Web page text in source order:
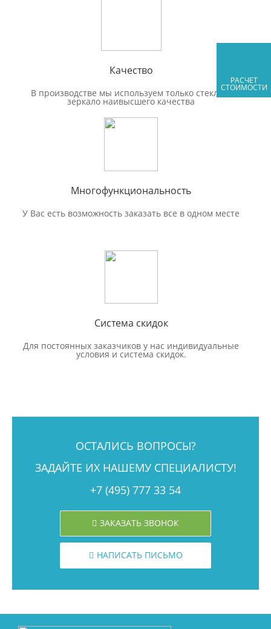
РАСЧЕТ
СТОИМОСТИ
Качество
В производстве мы используем только стекло и
зеркало наивысшего качества
Многофункциональность
У Вас есть возможность заказать все в одном месте
Система скидок
Для постоянных заказчиков у нас индивидуальные
условия и система скидок.
ОСТАЛИСЬ ВОПРОСЫ?
ЗАДАЙТЕ ИХ НАШЕМУ СПЕЦИАЛИСТУ!
+7 (495) 777 33 54
ЗАКАЗАТЬ ЗВОНОК
НАПИСАТЬ ПИСЬМО